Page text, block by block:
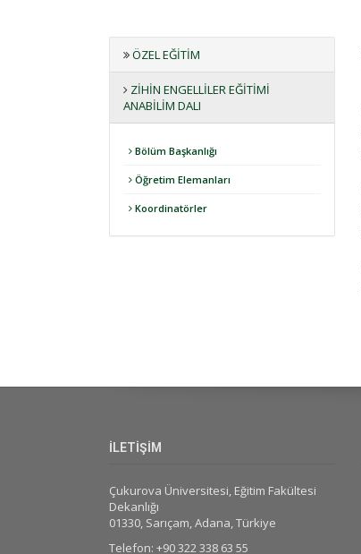
ÖZEL EĞITIM
ZIHIN ENGELLILER EĞITIMI
ANABILIM DALI
Bölüm Başkanlığı
Öğretim Elemanları
Koordinatörler
İLETİŞİM
Çukurova Üniversitesi, Eğitim Fakültesi
Dekanlığı
01330, Sarıçam, Adana, Türkiye
Telefon: +90 322 338 63 55